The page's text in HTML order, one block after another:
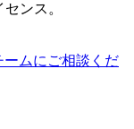
ンス。
ームにご相談くだ